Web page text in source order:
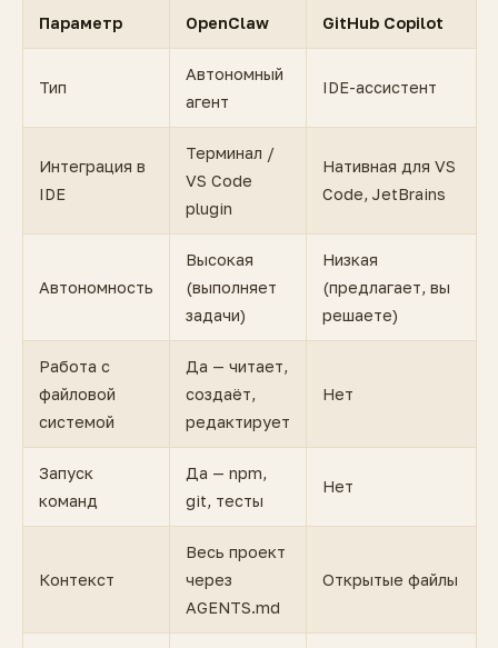
Параметр OpenClaw GitHub Copilot
Тип
Автономный
агент
IDE-ассистент
Интеграция в
IDE
Терминал /
VS Code
plugin
Нативная для VS
Code, JetBrains
Автономность
Высокая
(выполняет
задачи)
Низкая
(предлагает, вы
решаете)
Работа с
файловой
системой
Да — читает,
создаёт,
редактирует
Нет
Запуск
команд
Да — npm,
git, тесты
Нет
Контекст
Весь проект
через
AGENTS.md
Открытые файлы